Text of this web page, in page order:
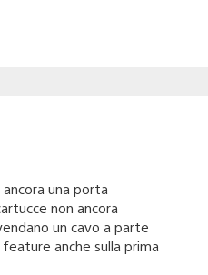
una porta
non ancora
un cavo a parte
anche sulla prima